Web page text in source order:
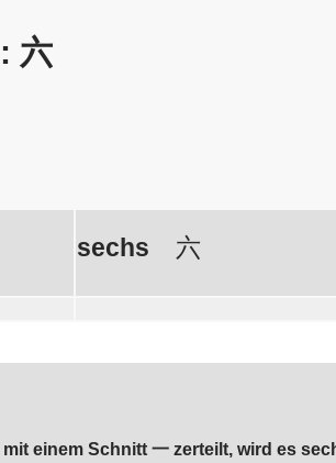
六
sechs 六
einem Schnitt 一 zerteilt, wird es